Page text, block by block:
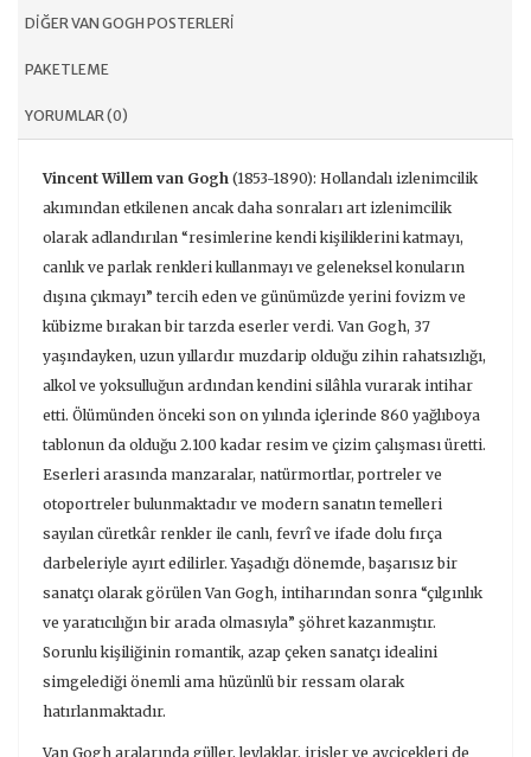
DIĞER VAN GOGH POSTERLERI
PAKETLEME
YORUMLAR (0)
Vincent Willem van Gogh (1853-1890): Hollandalı izlenimcilik
akımından etkilenen ancak daha sonraları art izlenimcilik
olarak adlandırılan “resimlerine kendi kişiliklerini katmayı,
canlık ve parlak renkleri kullanmayı ve geleneksel konuların
dışına çıkmayı” tercih eden ve günümüzde yerini fovizm ve
kübizme bırakan bir tarzda eserler verdi. Van Gogh, 37
yaşındayken, uzun yıllardır muzdarip olduğu zihin rahatsızlığı,
alkol ve yoksulluğun ardından kendini silâhla vurarak intihar
etti. Ölümünden önceki son on yılında içlerinde 860 yağlıboya
tablonun da olduğu 2.100 kadar resim ve çizim çalışması üretti.
Eserleri arasında manzaralar, natürmortlar, portreler ve
otoportreler bulunmaktadır ve modern sanatın temelleri
sayılan cüretkâr renkler ile canlı, fevrî ve ifade dolu fırça
darbeleriyle ayırt edilirler. Yaşadığı dönemde, başarısız bir
sanatçı olarak görülen Van Gogh, intiharından sonra “çılgınlık
ve yaratıcılığın bir arada olmasıyla” şöhret kazanmıştır.
Sorunlu kişiliğinin romantik, azap çeken sanatçı idealini
simgelediği önemli ama hüzünlü bir ressam olarak
hatırlanmaktadır.
Van Gogh aralarında güller, leylaklar, irisler ve ayçiçekleri de